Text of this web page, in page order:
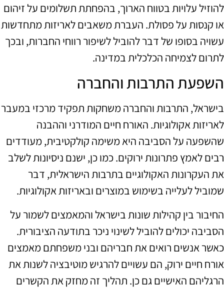
להוזיל עלויות בטווח הארוך, בהפחתת תשלומים על זיהום
או קנסות על פסולת. העברת משאבים לאריזות מתחדשות
עשויה בסופו של דבר להוביל לשיפור רווחי החברות, ובכך
לתרום לצמיחה הכלכלית במדינה.
השפעת התרבות והחברה
בישראל, התרבות והחברה משחקות תפקיד מרכזי במעבר
לאריזות אקולוגיות. האורח חיים המודרני וההבנה
שהשפעה על הסביבה היא משימה קולקטיבית, מעודדים
רבים לאמץ פתרונות ירוקים. כמו כן, ישנם ניסיונות לשלב
את העקרונות האקולוגיים בתרבות הישראלית, דבר
שמוביל לעלייה בשימוש במוצרים ובאריזות אקולוגיות.
החיבור בין קהילות שונות בישראל והמאמצים לשמור על
הסביבה יכולים להוביל לשינוי ניכר בתודעה הציבורית.
כאשר אנשים רואים את חבריהם ובני משפחתם מאמצים
אורח חיים ירוק, הם עשויים להרגיש מוטיבציה לשנות את
הרגליהם האישיים גם כן. תהליך זה מחזק את הקשרים